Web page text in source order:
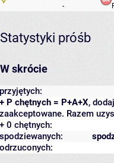
-
Statystyki próśb
W skrócie
przyjętych:
+ P chętnych = P+A+X,
zaakceptowane. Razem
+ 0 chętnych:
spodziewanych:
odrzuconych: